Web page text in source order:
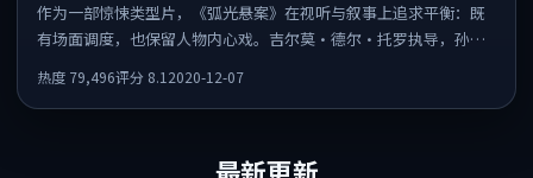
作为一部惊悚类型片，《弧光悬案》在视听与叙事上追求平衡：既
有场面调度，也保留人物内心戏。吉尔莫·德尔·托罗执导，孙艺
热度 79,496评分 8.1 2020-12-07